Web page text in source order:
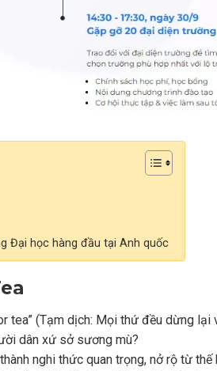
Đại học hàng đầu tại Anh quốc
(Tạm dịch: Mọi thứ đều dừng lại
dân xứ sở sương mù?
nghi thức quan trọng, nở rộ từ